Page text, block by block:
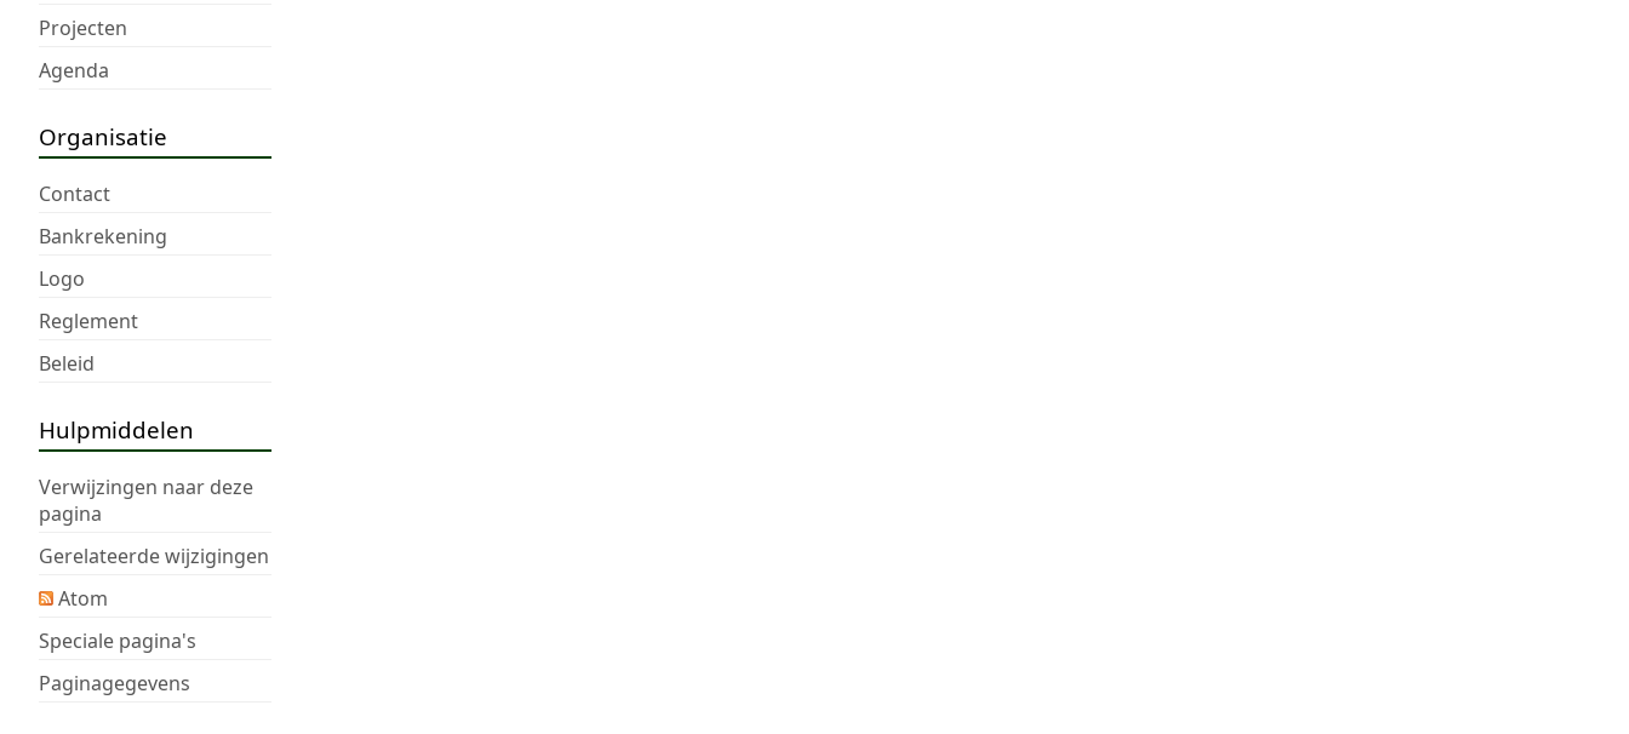
Projecten
Agenda
Organisatie
Contact
Bankrekening
Logo
Reglement
Beleid
Hulpmiddelen
Verwijzingen naar deze
pagina
Gerelateerde wijzigingen
Atom
Speciale pagina's
Paginagegevens